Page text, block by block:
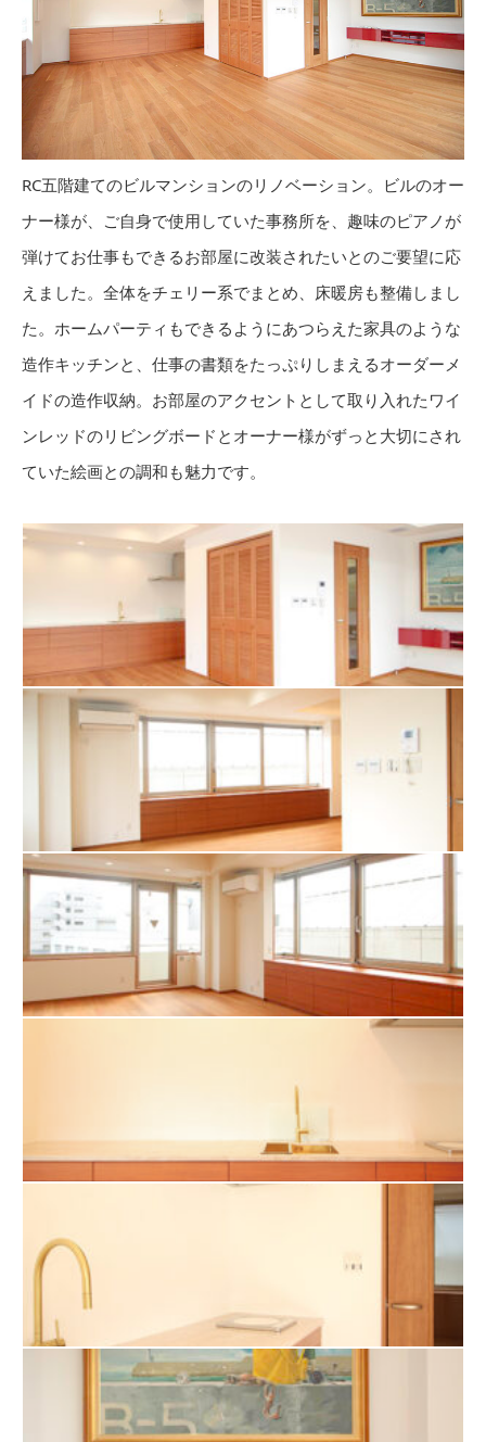
RC五階建てのビルマンションのリノベーション。ビルのオー
ナー様が、ご自身で使用していた事務所を、趣味のピアノが
弾けてお仕事もできるお部屋に改装されたいとのご要望に応
えました。全体をチェリー系でまとめ、床暖房も整備しまし
た。ホームパーティもできるようにあつらえた家具のような
造作キッチンと、仕事の書類をたっぷりしまえるオーダーメ
イドの造作収納。お部屋のアクセントとして取り入れたワイ
ンレッドのリビングボードとオーナー様がずっと大切にされ
ていた絵画との調和も魅力です。